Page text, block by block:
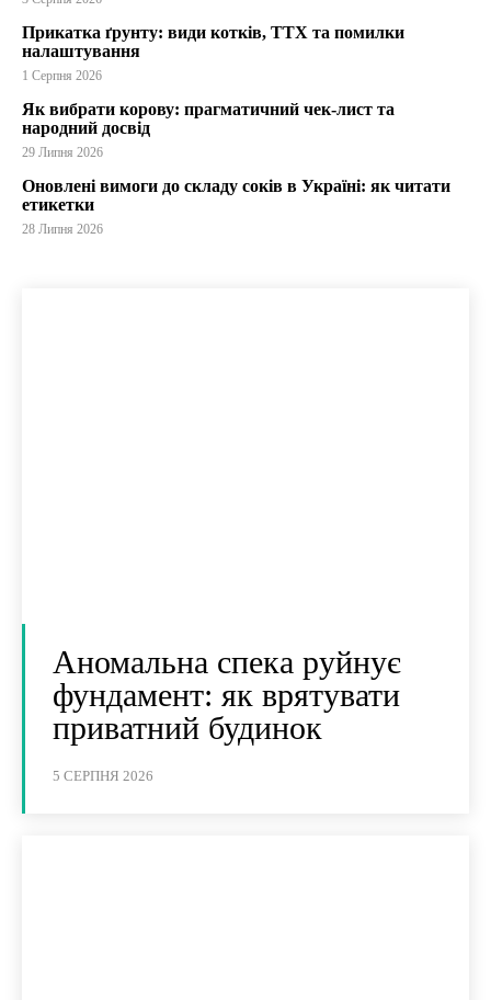
Прикатка ґрунту: види котків, ТТХ та помилки
налаштування
1 Серпня 2026
Як вибрати корову: прагматичний чек-лист та
народний досвід
29 Липня 2026
Оновлені вимоги до складу соків в Україні: як читати
етикетки
28 Липня 2026
Аномальна спека руйнує
фундамент: як врятувати
приватний будинок
5 СЕРПНЯ 2026